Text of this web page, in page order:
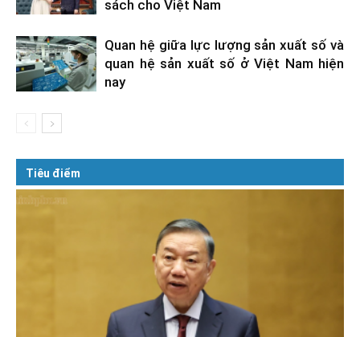
sách cho Việt Nam
Quan hệ giữa lực lượng sản xuất số và
quan hệ sản xuất số ở Việt Nam hiện
nay
Tiêu điểm